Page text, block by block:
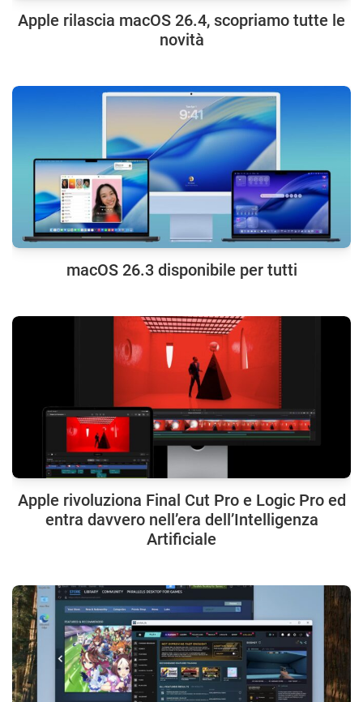
Apple rilascia macOS 26.4, scopriamo tutte le
novità
macOS 26.3 disponibile per tutti
Apple rivoluziona Final Cut Pro e Logic Pro ed
entra davvero nell’era dell’Intelligenza
Artificiale